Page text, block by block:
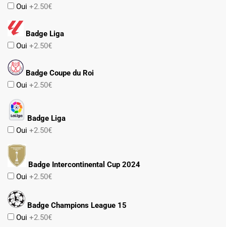
Oui +2.50€
Badge Liga
Oui +2.50€
Badge Coupe du Roi
Oui +2.50€
Badge Liga
Oui +2.50€
Badge Intercontinental Cup 2024
Oui +2.50€
Badge Champions League 15
Oui +2.50€